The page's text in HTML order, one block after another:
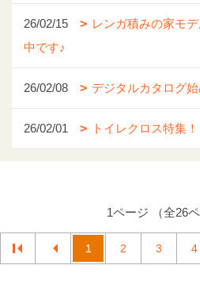
26/02/15
レンガ積みの家モ
中です♪
26/02/08 デジタルカタログ始
26/02/01 トイレクロス特集！
1ページ （全26ペ
1 2 3 4